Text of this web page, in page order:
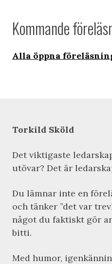
Kommande
Alla öppna
Torkild Sköld
Det viktigaste
utövar? Det är
Du lämnar inte en
och tänker ”det var
något du faktiskt gör
bitti.
Med humor,